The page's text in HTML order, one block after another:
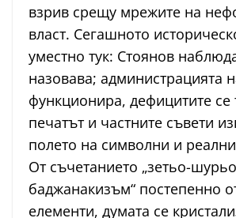
взрив срещу мрежите на
власт. Сегашното
уместно тук: Стоянов
назовава; администрацията
функционира, дефицитите се
печатът и частните съвети
полето на символни и
От съчетанието „зетьо-
баджанакизъм“ постепенно
елементи, думата се